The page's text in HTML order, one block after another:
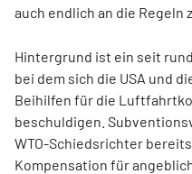
auch endlich an die Regeln
Hintergrund ist ein seit
bei dem sich die USA und
Beihilfen für die
beschuldigen.
WTO-Schiedsrichter
Kompensation für